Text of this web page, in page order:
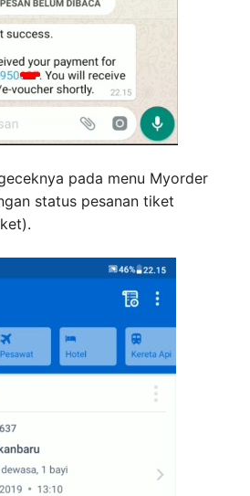
pada menu Myorder
status pesanan tiket